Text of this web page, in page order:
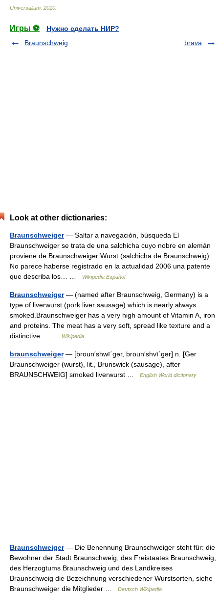
Universalium 2010
Игры ⚽
Нужно сделать НИР?
Braunschweig
brava
Look at other dictionaries:
Braunschweiger— Saltar a navegación, búsqueda El
Braunschweiger se trata de una salchicha cuyo nobre en alemán
proviene de Braunschweiger Wurst (salchicha de Braunschweig).
No parece haberse registrado en la actualidad 2006 una patente
que describa los… …
Wikipedia Español
Braunschweiger— (named after Braunschweig, Germany) is a
type of liverwurst (pork liver sausage) which is nearly always
smoked.Braunschweiger has a very high amount of Vitamin A, iron
and proteins. The meat has a very soft, spread like texture and a
distinctive… …
Wikipedia
braunschweiger— [broun′shwī΄gər, broun′shvī΄gər] n. [Ger
Braunschweiger (wurst), lit., Brunswick (sausage), after
BRAUNSCHWEIG] smoked liverwurst …
English World dictionary
Braunschweiger— Die Benennung Braunschweiger steht für: die
Bewohner der Stadt Braunschweig, des Freistaates Braunschweig,
des Herzogtums Braunschweig und des Landkreises
Braunschweig die Bezeichnung verschiedener Wurstsorten, siehe
Braunschweiger die Mitglieder …
Deutsch Wikipedia